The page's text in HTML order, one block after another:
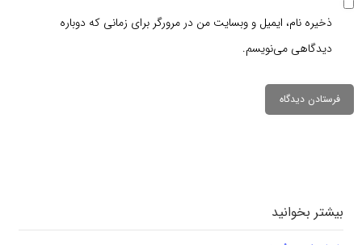
ذخیره نام، ایمیل و وبسایت من در مرورگر برای زمانی که دوباره
دیدگاهی می‌نویسم.
بیشتر بخوانید